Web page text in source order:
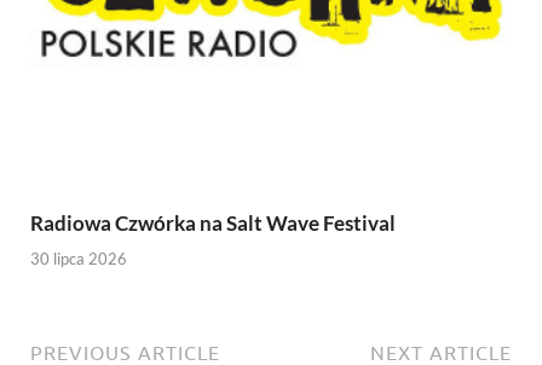
Radiowa Czwórka na Salt Wave Festival
30 lipca 2026
PREVIOUS ARTICLE NEXT ARTICLE